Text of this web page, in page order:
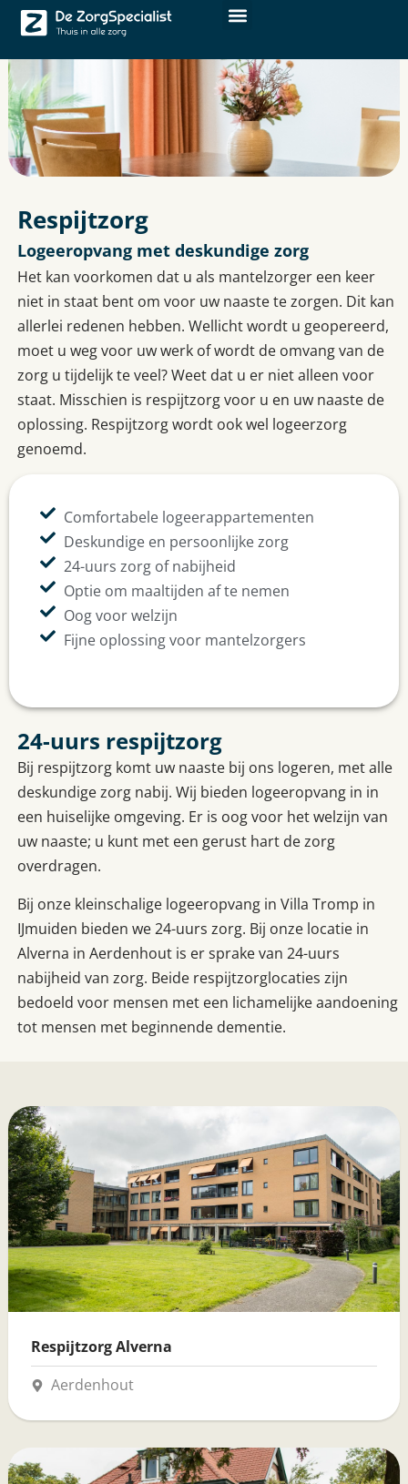
Respijtzorg
Logeeropvang met deskundige zorg
Het kan voorkomen dat u als mantelzorger een keer
niet in staat bent om voor uw naaste te zorgen. Dit kan
allerlei redenen hebben. Wellicht wordt u geopereerd,
moet u weg voor uw werk of wordt de omvang van de
zorg u tijdelijk te veel? Weet dat u er niet alleen voor
staat. Misschien is respijtzorg voor u en uw naaste de
oplossing. Respijtzorg wordt ook wel logeerzorg
genoemd.
Comfortabele logeerappartementen
Deskundige en persoonlijke zorg
24-uurs zorg of nabijheid
Optie om maaltijden af te nemen
Oog voor welzijn
Fijne oplossing voor mantelzorgers
24-uurs respijtzorg
Bij respijtzorg komt uw naaste bij ons logeren, met alle
deskundige zorg nabij. Wij bieden logeeropvang in in
een huiselijke omgeving. Er is oog voor het welzijn van
uw naaste; u kunt met een gerust hart de zorg
overdragen.
Bij onze kleinschalige logeeropvang in Villa Tromp in
IJmuiden bieden we 24-uurs zorg. Bij onze locatie in
Alverna in Aerdenhout is er sprake van 24-uurs
nabijheid van zorg. Beide respijtzorglocaties zijn
bedoeld voor mensen met een lichamelijke aandoening
tot mensen met beginnende dementie.
Respijtzorg Alverna
Aerdenhout